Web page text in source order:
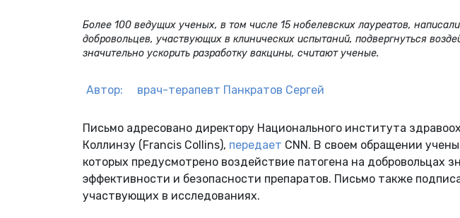
Более 100 ведущих ученых, в том числе 15 нобелевских лауреатов,
добровольцев, участвующих в клинических испытаний, подвергнуться
значительно ускорить разработку вакцины, считают ученые.
Автор: врач-терапевт Панкратов Сергей
Письмо адресовано директору Национального института
Коллинзу (Francis Collins), передает CNN. В своем обращении
которых предусмотрено воздействие патогена на добровольцах
эффективности и безопасности препаратов. Письмо также
участвующих в исследованиях.